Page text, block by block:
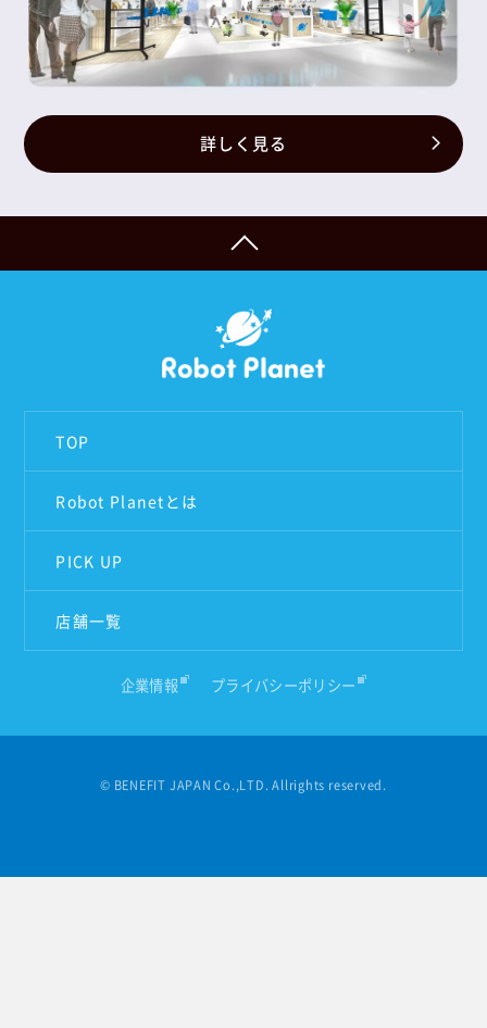
詳しく見る
TOP
Robot Planetとは
PICK UP
店舗一覧
企業情報 プライバシーポリシー
© BENEFIT JAPAN Co.,LTD. Allrights reserved.